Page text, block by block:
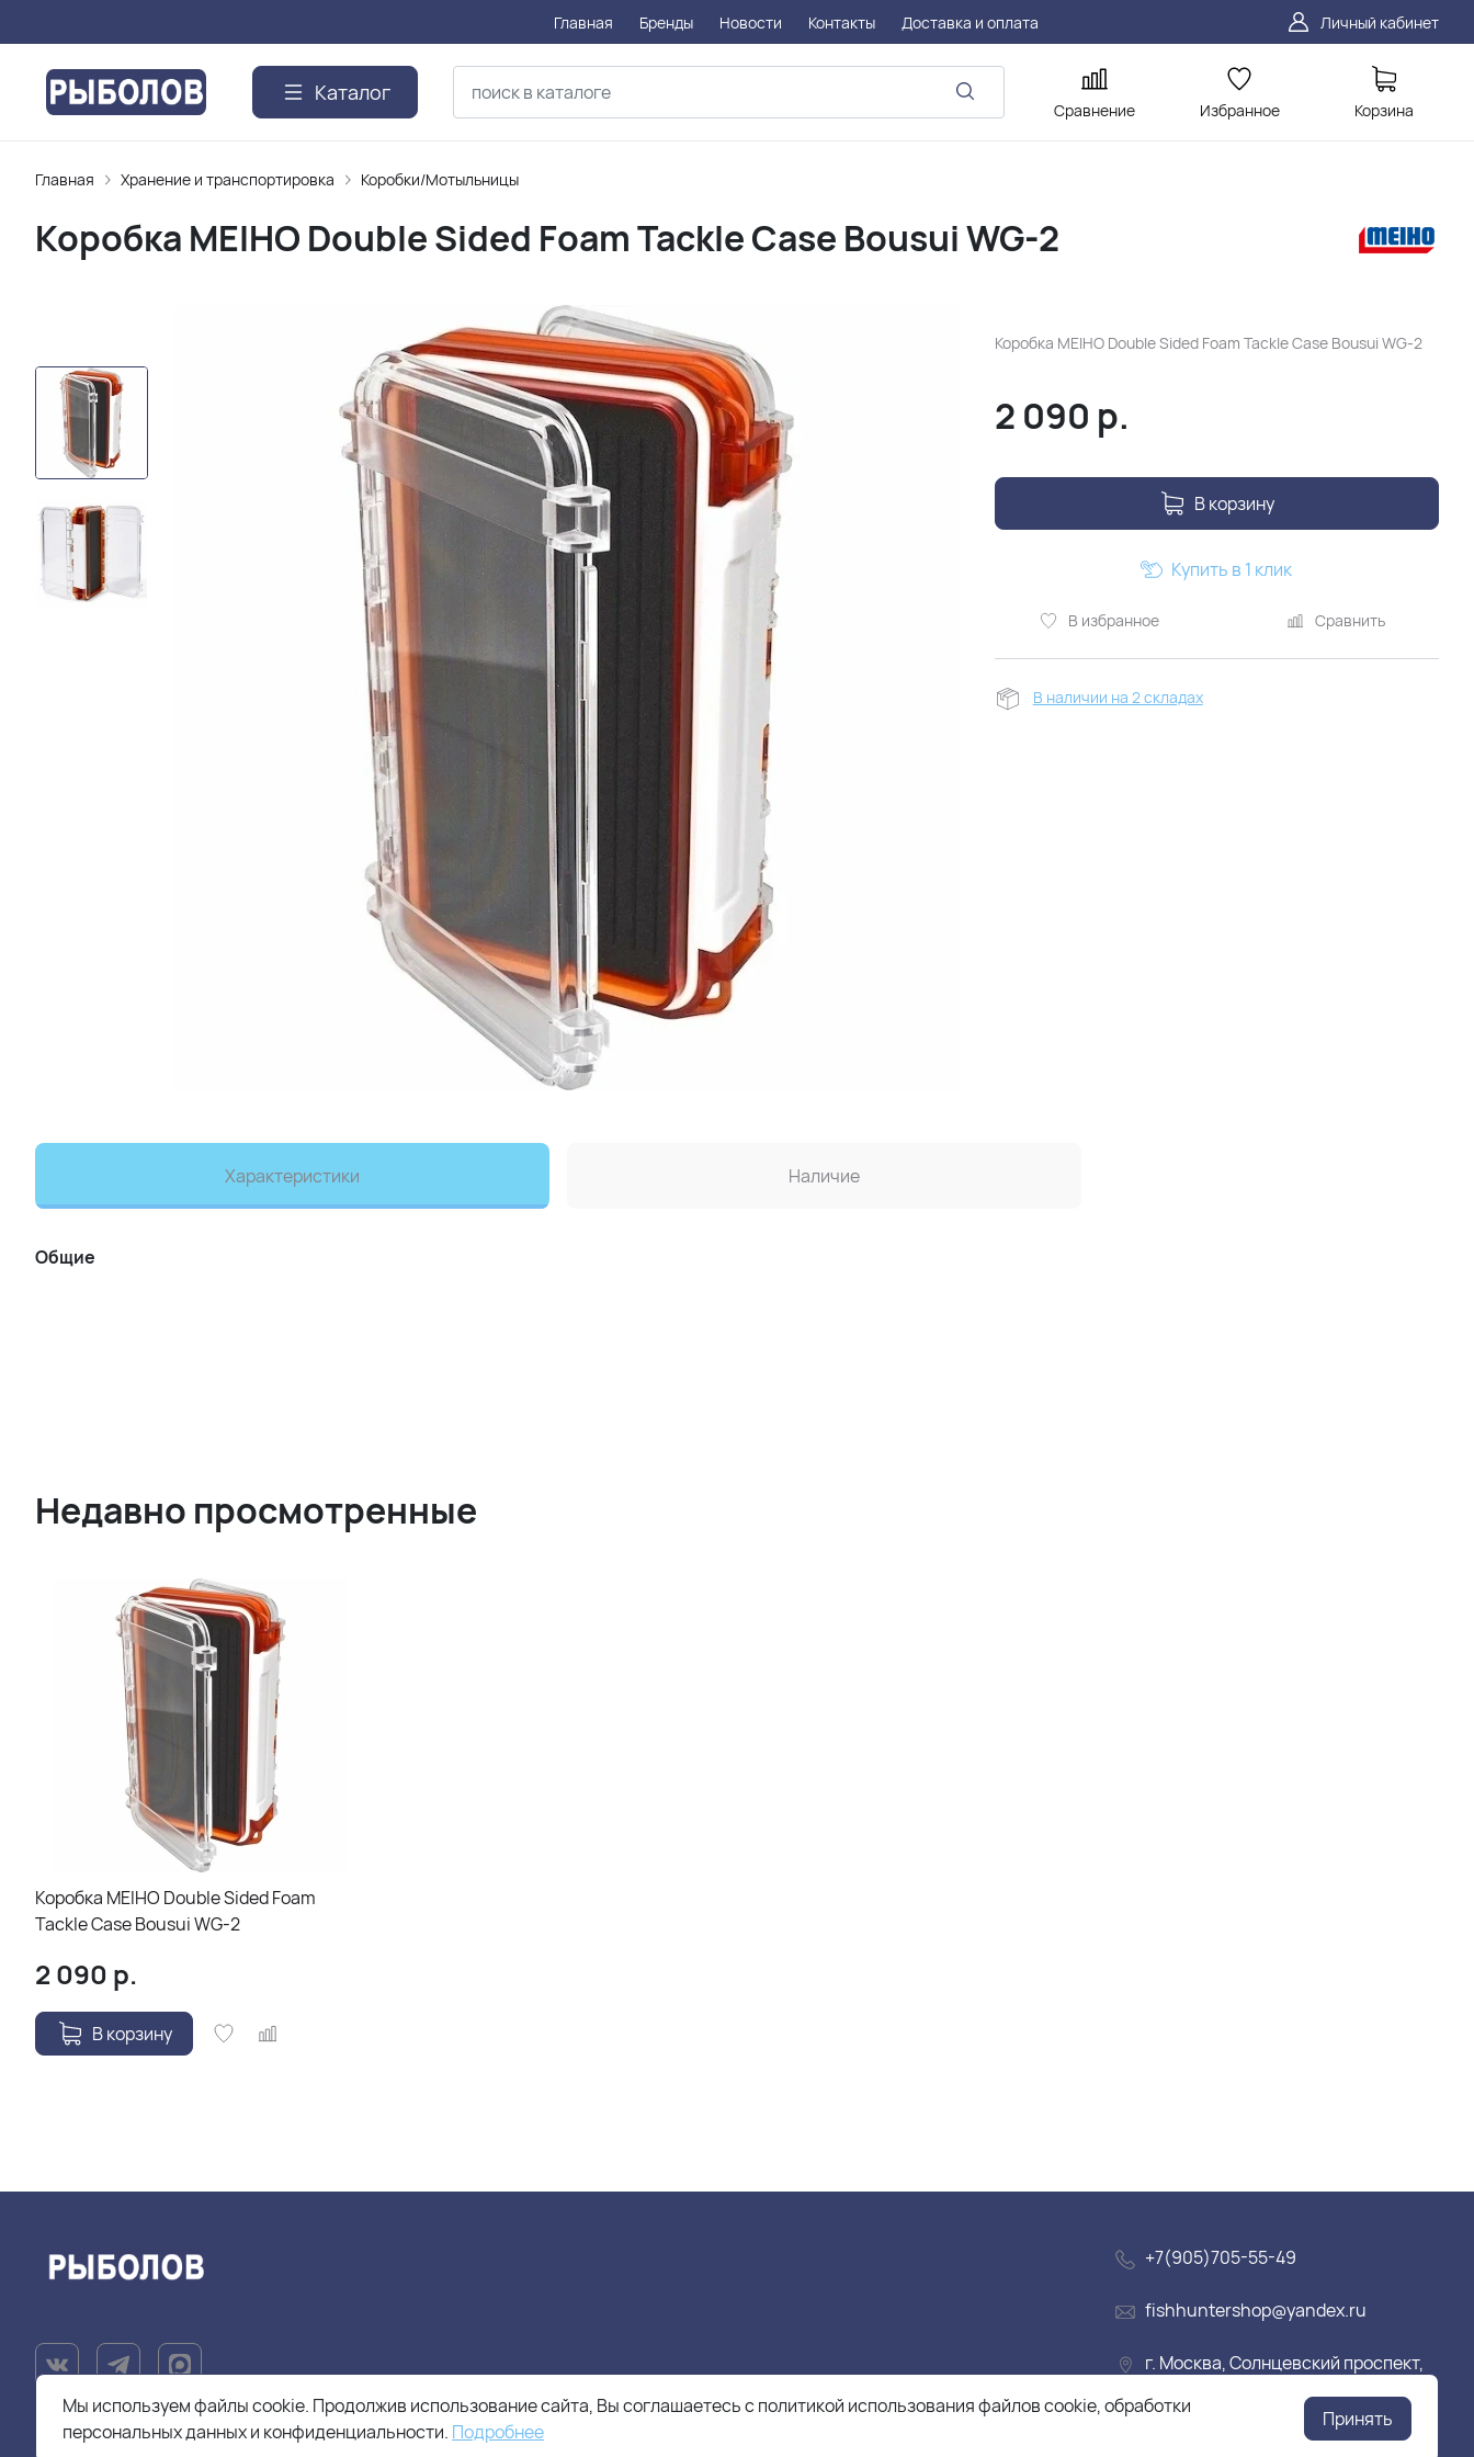
Главная Бренды Новости Контакты Доставка и оплата Личный кабинет
Каталог
Сравнение Избранное Корзина
Главная Хранение и транспортировка Коробки/Мотыльницы
Коробка MEIHO Double Sided Foam Tackle Case Bousui WG-2
Коробка MEIHO Double Sided Foam Tackle Case Bousui WG-2
2 090 р.
В корзину
В избранное Сравнить
Купить в 1 клик
В наличии на 2 складах
Характеристики Наличие
Общие
Недавно просмотренные
Коробка MEIHO Double Sided Foam
Tackle Case Bousui WG-2
2 090 р.
В корзину
+7(905)705-55-49
fishhuntershop@yandex.ru
г. Москва, Солнцевский проспект,
Мы используем файлы cookie. Продолжив использование сайта, Вы соглашаетесь с политикой использования файлов cookie, обработки
персональных данных и конфиденциальности. Подробнее
Принять